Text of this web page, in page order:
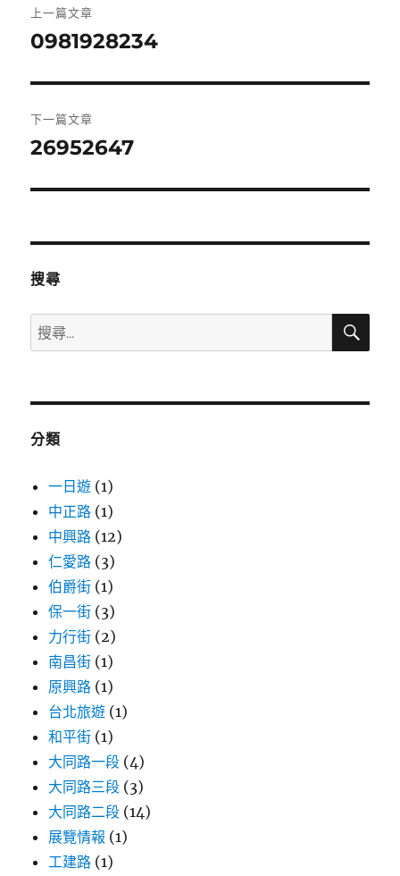
章
覽
上一篇文章
上
篇
文
章:
0981928234
下一篇文章
下
篇
章:
26952647
搜尋
搜
尋
鍵
搜
分類
一日遊 (1)
中正路 (1)
中興路 (12)
仁愛路 (3)
伯爵街 (1)
保一街 (3)
力行街 (2)
南昌街 (1)
原興路 (1)
台北旅遊 (1)
和平街 (1)
大同路一段 (4)
大同路三段 (3)
大同路二段 (14)
展覽情報 (1)
工建路 (1)